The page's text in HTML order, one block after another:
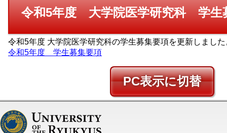
令和5年度 大学院医学研究科 学生
令和5年度 大学院医学研究科の学生募集要項を更新しました
令和5年度 学生募集要項
PC